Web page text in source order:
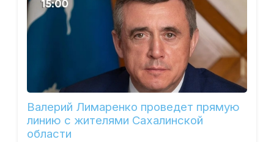
Валерий Лимаренко проведет прямую
линию с жителями Сахалинской
области